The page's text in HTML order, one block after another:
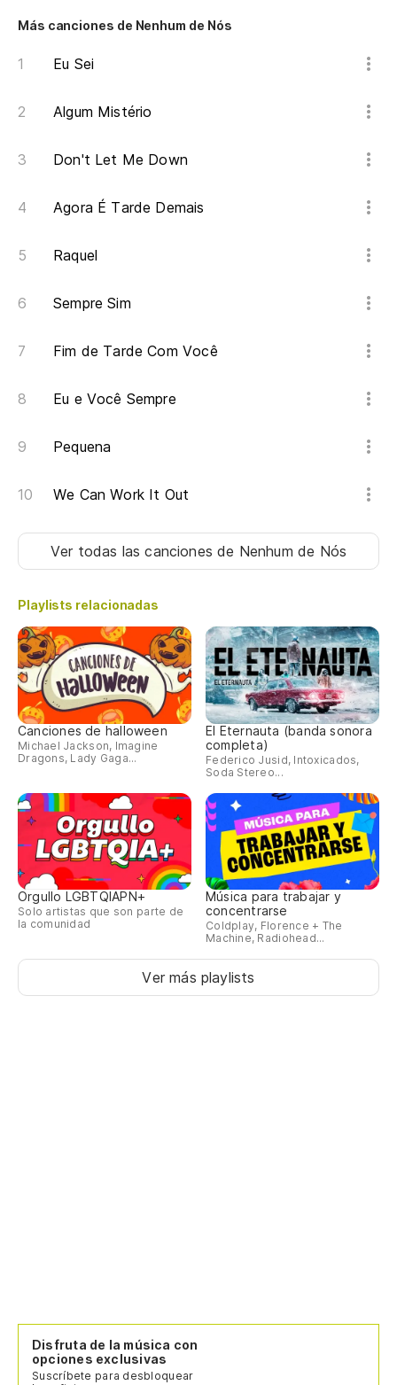
Más canciones de Nenhum de Nós
Eu Sei
Algum Mistério
Don't Let Me Down
Agora É Tarde Demais
Raquel
Sempre Sim
Fim de Tarde Com Você
Eu e Você Sempre
Pequena
We Can Work It Out
Ver todas las cancionesde Nenhum de Nós
Playlists relacionadas
Canciones de halloween
Michael Jackson, Imagine
Dragons, Lady Gaga...
El Eternauta (banda sonora
completa)
Federico Jusid, Intoxicados,
Soda Stereo...
Orgullo LGBTQIAPN+
Solo artistas que son parte de
la comunidad
Música para trabajar y
concentrarse
Coldplay, Florence + The
Machine, Radiohead...
Ver más playlists
Disfruta de la música con
opciones exclusivas
Suscríbete para desbloquear